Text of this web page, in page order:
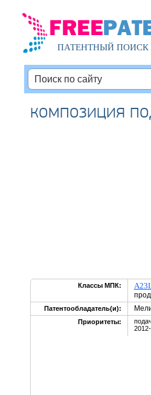
ПАТЕНТНЫЙ ПОИСК
композиция
Классы МПК:
Патентообладатель(и):
Приоритеты: